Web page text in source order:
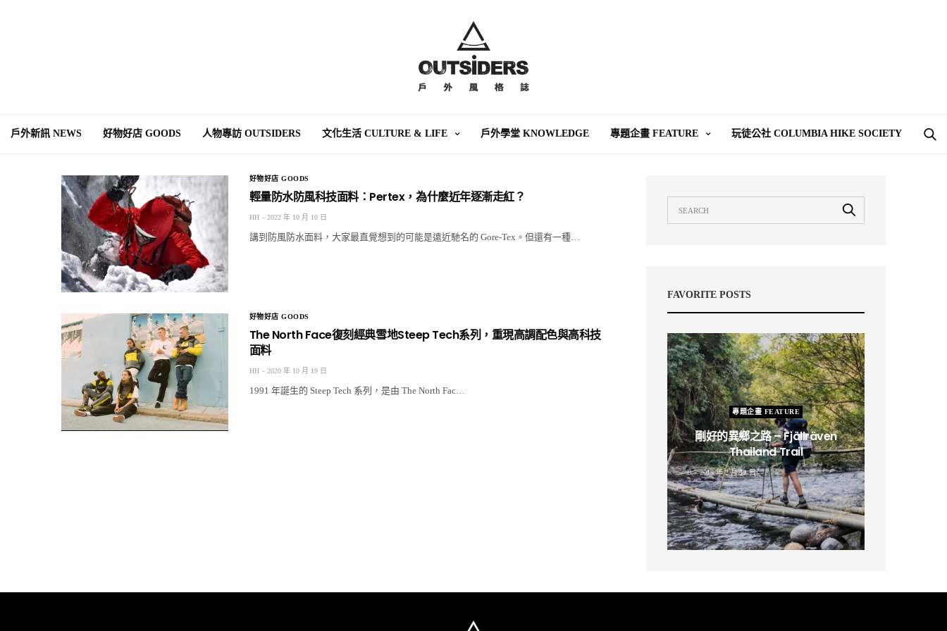
戶外新訊 NEWS 好物好店 GOODS 人物專訪 OUTSIDERS 文化生活 CULTURE & LIFE 戶外學堂 KNOWLEDGE 專題企畫 FEATURE 玩徒公社 COLUMBIA HIKE SOCIETY
好物好店 GOODS
輕量防水防風科技面料：Pertex，為什麼近年逐漸走紅？
HH 2022 年 10 月 10 日
講到防風防水面料，大家最直覺想到的可能是遠近馳名的 Gore-Tex。但還有一種…
好物好店 GOODS
The North Face復刻經典雪地Steep Tech系列，重現高調配色與高科技
面料
HH 2020 年 10 月 19 日
1991 年誕生的 Steep Tech 系列，是由 The North Fac…
FAVORITE POSTS
專題企畫 FEATURE
剛好的異鄉之路 – Fjällräven
Thailand Trail
B 2019 年 2 月 12 日